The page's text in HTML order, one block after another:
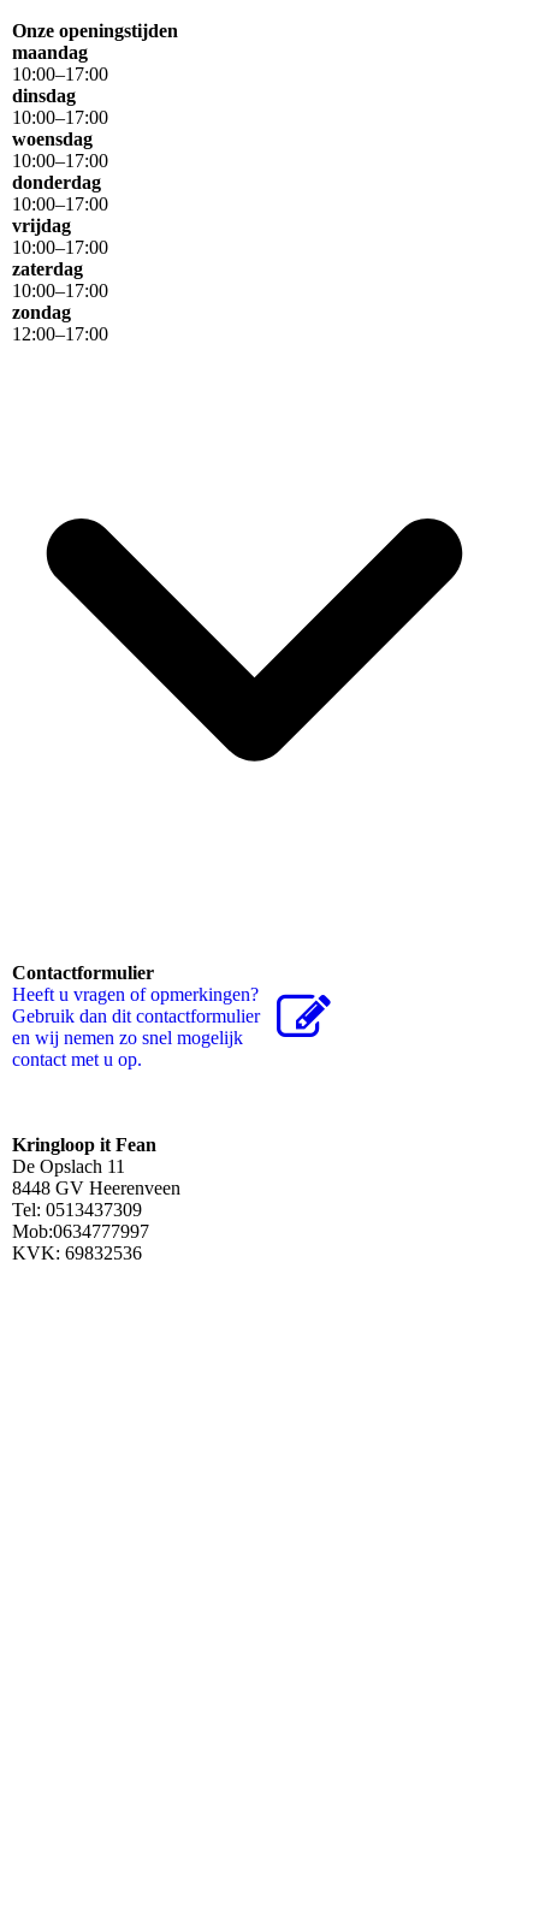
Onze openingstijden
maandag
10:00–17:00
dinsdag
10:00–17:00
woensdag
10:00–17:00
donderdag
10:00–17:00
vrijdag
10:00–17:00
zaterdag
10:00–17:00
zondag
12:00–17:00
Contactformulier
Heeft u vragen of opmerkingen?
Gebruik dan dit contactformulier
en wij nemen zo snel mogelijk
contact met u op.
Kringloop it Fean
De Opslach 11
8448 GV Heerenveen
Tel: 0513437309
Mob:0634777997
KVK: 69832536